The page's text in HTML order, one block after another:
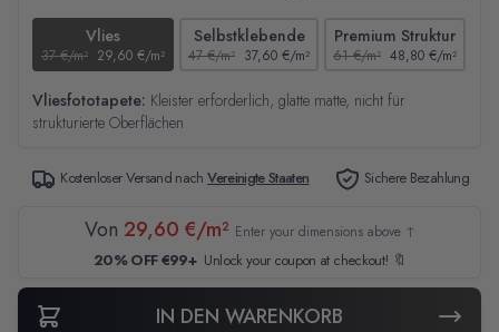
Vlies
37 €/m² 29,60 €/m²
Selbstklebende
47 €/m² 37,60 €/m²
Premium Struktur
61 €/m² 48,80 €/m²
Vliesfototapete: Kleister erforderlich, glatte matte, nicht für
strukturierte Oberflächen
Kostenloser Versand nachVereinigte Staaten Sichere Bezahlung
Von 29,60 €/m² Enter your dimensions above ↑
20% OFF €99+ Unlock your coupon at checkout! 🔖
IN DEN WARENKORB